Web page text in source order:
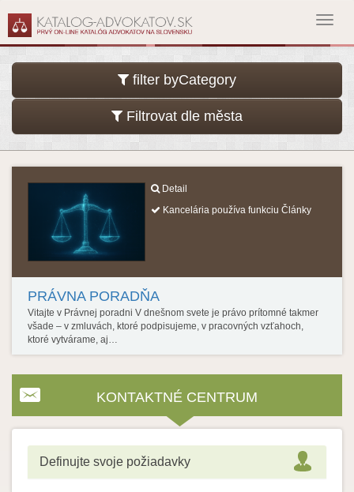
filter byCategory
Filtrovat dle města
Detail
Kancelária používa funkciu Články
PRÁVNA PORADŇA
Vitajte v Právnej poradni V dnešnom svete je právo prítomné takmer
všade – v zmluvách, ktoré podpisujeme, v pracovných vzťahoch,
ktoré vytvárame, aj…
KONTAKTNÉ CENTRUM
Definujte svoje požiadavky